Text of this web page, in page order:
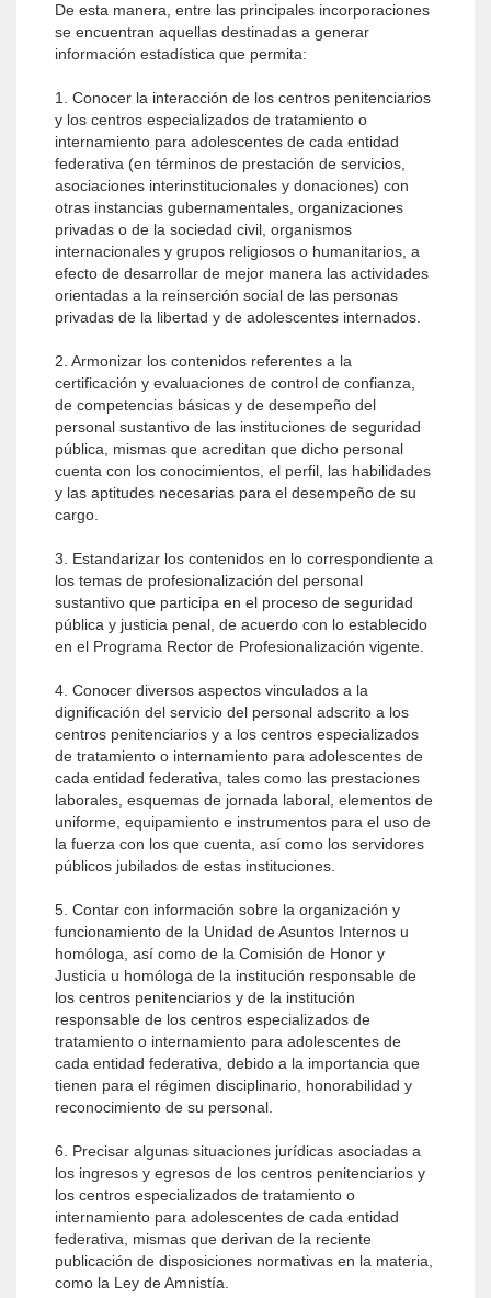
De esta manera, entre las principales incorporaciones
se encuentran aquellas destinadas a generar
información estadística que permita:
1. Conocer la interacción de los centros penitenciarios
y los centros especializados de tratamiento o
internamiento para adolescentes de cada entidad
federativa (en términos de prestación de servicios,
asociaciones interinstitucionales y donaciones) con
otras instancias gubernamentales, organizaciones
privadas o de la sociedad civil, organismos
internacionales y grupos religiosos o humanitarios, a
efecto de desarrollar de mejor manera las actividades
orientadas a la reinserción social de las personas
privadas de la libertad y de adolescentes internados.
2. Armonizar los contenidos referentes a la
certificación y evaluaciones de control de confianza,
de competencias básicas y de desempeño del
personal sustantivo de las instituciones de seguridad
pública, mismas que acreditan que dicho personal
cuenta con los conocimientos, el perfil, las habilidades
y las aptitudes necesarias para el desempeño de su
cargo.
3. Estandarizar los contenidos en lo correspondiente a
los temas de profesionalización del personal
sustantivo que participa en el proceso de seguridad
pública y justicia penal, de acuerdo con lo establecido
en el Programa Rector de Profesionalización vigente.
4. Conocer diversos aspectos vinculados a la
dignificación del servicio del personal adscrito a los
centros penitenciarios y a los centros especializados
de tratamiento o internamiento para adolescentes de
cada entidad federativa, tales como las prestaciones
laborales, esquemas de jornada laboral, elementos de
uniforme, equipamiento e instrumentos para el uso de
la fuerza con los que cuenta, así como los servidores
públicos jubilados de estas instituciones.
5. Contar con información sobre la organización y
funcionamiento de la Unidad de Asuntos Internos u
homóloga, así como de la Comisión de Honor y
Justicia u homóloga de la institución responsable de
los centros penitenciarios y de la institución
responsable de los centros especializados de
tratamiento o internamiento para adolescentes de
cada entidad federativa, debido a la importancia que
tienen para el régimen disciplinario, honorabilidad y
reconocimiento de su personal.
6. Precisar algunas situaciones jurídicas asociadas a
los ingresos y egresos de los centros penitenciarios y
los centros especializados de tratamiento o
internamiento para adolescentes de cada entidad
federativa, mismas que derivan de la reciente
publicación de disposiciones normativas en la materia,
como la Ley de Amnistía.